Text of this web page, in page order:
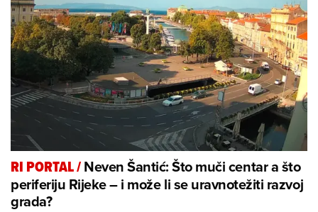
RI PORTAL/Neven Šantić: Što muči centar a što
periferiju Rijeke – i može li se uravnotežiti razvoj
grada?